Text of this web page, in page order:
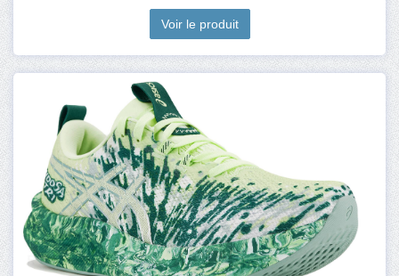
Voir le produit